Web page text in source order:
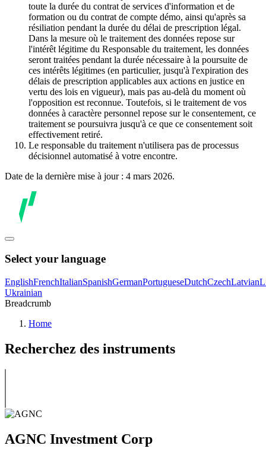
toute la durée du contrat de services d'information et de
formation ou du contrat de compte démo, ainsi qu'après sa
résiliation pendant la durée du délai de prescription légal.
Dans la mesure où le traitement des données repose sur
l'intérêt légitime du Responsable du traitement, les données
seront traitées pendant la durée nécessaire à la poursuite de
ces intérêts légitimes (en particulier, jusqu'à l'expiration des
délais de prescription applicables aux actions en justice en
vertu des lois en vigueur), mais pas au-delà du moment où
l'opposition est reconnue. Toutefois, si le traitement de vos
données à caractère personnel repose sur le consentement, ce
traitement se poursuivra jusqu'à ce que ce consentement soit
effectivement retiré.
Le responsable du traitement n'utilisera pas de processus
décisionnel automatisé à votre encontre.
Date de la dernière mise à jour : 4 mars 2026.
Select your language
EnglishFrenchItalianSpanishGermanPortugueseDutchCzechLatvian
Ukrainian
Breadcrumb
Home
Recherchez des instruments
AGNC Investment Corp